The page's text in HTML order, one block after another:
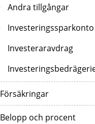
Andra tillgångar
Investeringssparkonto
Investeraravdrag
Försäkringar
Belopp och procent